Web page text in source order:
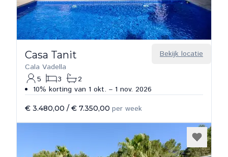
Bekijk locatie
Casa Tanit
Cala Vadella
5
3
2
10% korting van 1 okt. – 1 nov. 2026
€ 3.480,00 / € 7.350,00 per week